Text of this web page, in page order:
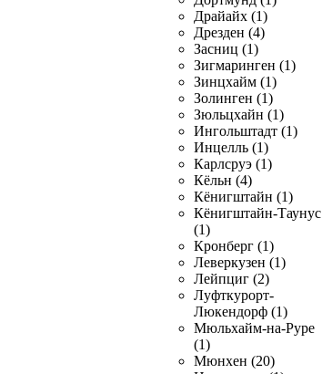
Драйайх (1)
Дрезден (4)
Засниц (1)
Зигмаринген (1)
Зинцхайм (1)
Золинген (1)
Зюльцхайн (1)
Ингольштадт (1)
Инцелль (1)
Карлсруэ (1)
Кёльн (4)
Кёнигштайн (1)
Кёнигштайн-Таунус
(1)
Кронберг (1)
Леверкузен (1)
Лейпциг (2)
Луфткурорт-
Люкендорф (1)
Мюльхайм-на-Руре
(1)
Мюнхен (20)